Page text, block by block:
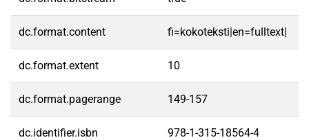
dc.format.content fi=kokoteksti|en=fulltext|
dc.format.extent 10
dc.format.pagerange 149-157
dc.identifier.isbn 978-1-315-18564-4